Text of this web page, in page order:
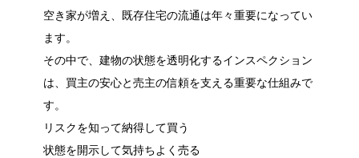
空き家が増え、既存住宅の流通は年々重要になってい
ます。
その中で、建物の状態を透明化するインスペクション
は、買主の安心と売主の信頼を支える重要な仕組みで
す。
リスクを知って納得して買う
状態を開示して気持ちよく売る